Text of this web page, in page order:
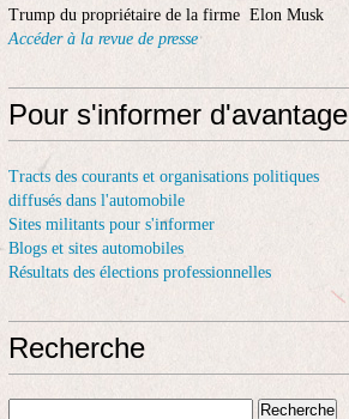
Trump du propriétaire de la firme Elon Musk
Accéder à la revue de presse
Pour s'informer d'avantage
Tracts des courants et organisations politiques
diffusés dans l'automobile
Sites militants pour s'informer
Blogs et sites automobiles
Résultats des élections professionnelles
Recherche